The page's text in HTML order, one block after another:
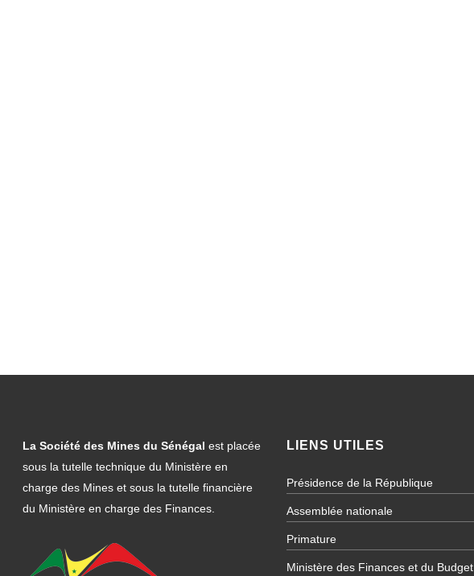
La Société des Mines du Sénégal est placée
sous la tutelle technique du Ministère en
charge des Mines et sous la tutelle financière
du Ministère en charge des Finances.
LIENS UTILES
Présidence de la République
Assemblée nationale
Primature
Ministère des Finances et du Budget